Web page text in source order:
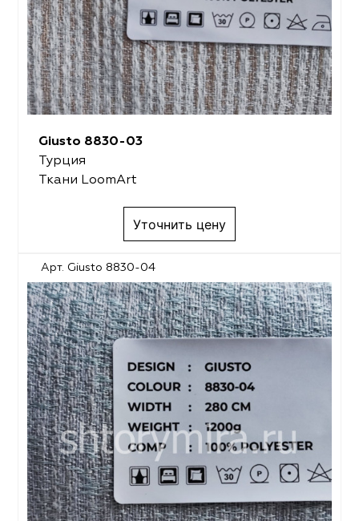
Giusto 8830-03
Турция
Ткани LoomArt
Уточнить цену
Арт. Giusto 8830-04